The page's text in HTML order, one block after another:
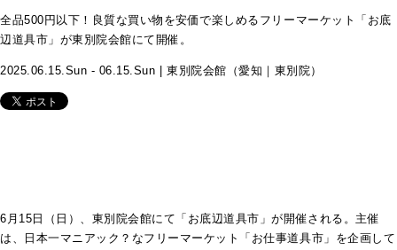
全品500円以下！良質な買い物を安価で楽しめるフリーマーケット「お底
辺道具市」が東別院会館にて開催。
2025.06.15.Sun - 06.15.Sun | 東別院会館（愛知｜東別院）
6月15日（日）、東別院会館にて「お底辺道具市」が開催される。主催
は、日本一マニアック？なフリーマーケット「お仕事道具市」を企画して